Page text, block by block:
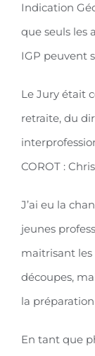
Indication
que seuls les
IGP peuvent
Le Jury était
retraite, du
COROT :
J’ai eu la
jeunes
maitrisant
découpes,
la
En tant que